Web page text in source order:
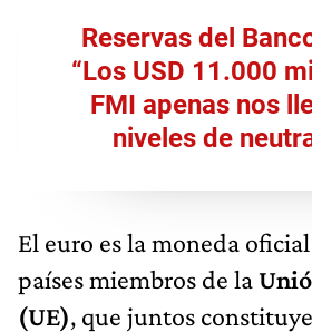
Reservas del
“Los USD 11.000
FMI apenas nos
niveles de
El euro es la moneda
países miembros de la
(UE), que juntos